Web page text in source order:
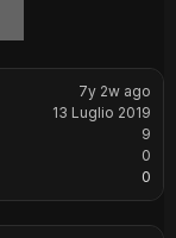
7y 2w ago
13 Luglio 2019
9
0
0